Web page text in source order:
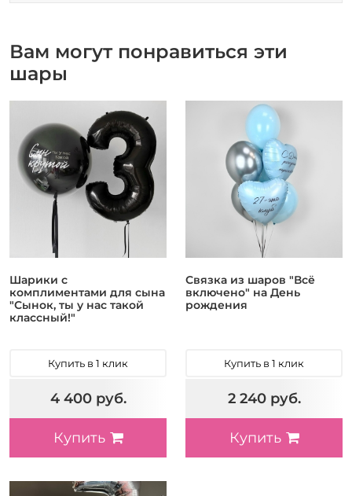
Вам могут понравиться эти
шары
Шарики с
комплиментами для сына
"Сынок, ты у нас такой
классный!"
Купить в 1 клик
4 400 руб.
Купить
Связка из шаров "Всё
включено" на День
рождения
Купить в 1 клик
2 240 руб.
Купить